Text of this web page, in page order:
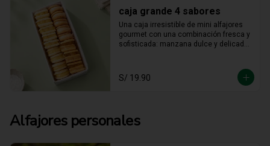
caja grande 4 sabores
Una caja irresistible de mini alfajores
gourmet con una combinación fresca y
sofisticada: manzana dulce y delicada,
equilibrio perfecto entre acidez y
dulzura en cada bocado, ideal para
S/ 19.90
Alfajores personales